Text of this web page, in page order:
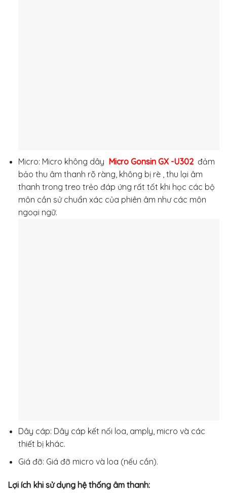
Micro: Micro không dây Micro Gonsin GX -U302đảm
bảo thu âm thanh rõ ràng, không bị rè , thu lại âm
thanh trong treo trẻo đáp ứng rất tốt khi học các bộ
môn cần sử chuẩn xác của phiên âm như các môn
ngoại ngữ.
Dây cáp: Dây cáp kết nối loa, amply, micro và các
thiết bị khác.
Giá đỡ: Giá đỡ micro và loa (nếu cần).
Lợi ích khi sử dụng hệ thống âm thanh: